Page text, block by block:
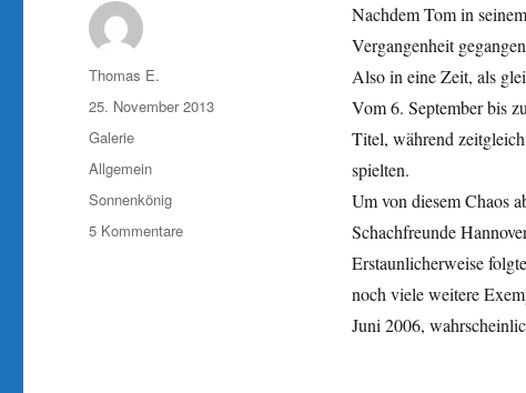
Nachdem Tom in
Vergangenheit
Also in eine Zeit, als
Vom 6. September bis
Titel, während
spielten.
Um von diesem Chaos
Schachfreunde
Erstaunlicherweise
noch viele weitere
Juni 2006,
Autor
Thomas E.
Veröffentlicht
am
25. November 2013
Format
Galerie
Kategorien
Allgemein
Schlagwörter
Sonnenkönig
5 Kommentarezu